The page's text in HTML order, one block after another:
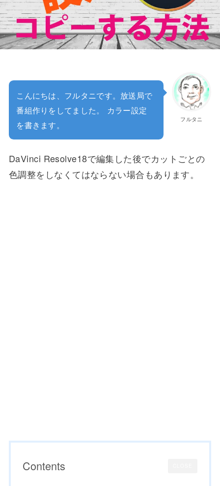
フルタニ
こんにちは、フルタニです。放送局で
番組作りをしてました。 カラー設定
を書きます。
DaVinci Resolve18で編集した後でカットごとの
色調整をしなくてはならない場合もあります。
Contents